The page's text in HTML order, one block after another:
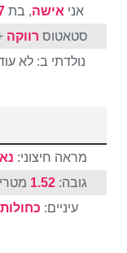
אני אישה, בת
סטאטוס רווקה
נולדתי ב: לא
מראה חיצוני:
גובה: 1.52
עיניים: כחולות